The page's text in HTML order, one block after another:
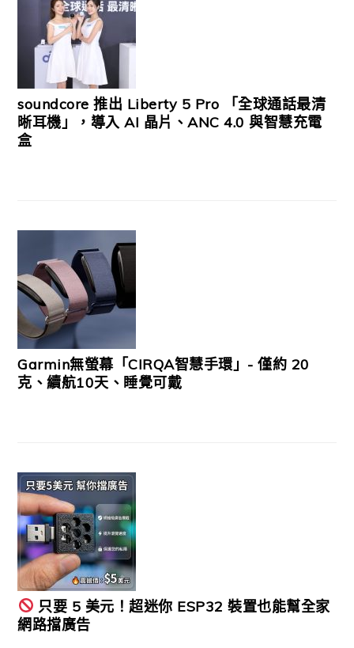
soundcore 推出 Liberty 5 Pro 「全球通話最清
晰耳機」，導入 AI 晶片、ANC 4.0 與智慧充電
盒
Garmin無螢幕「CIRQA智慧手環」- 僅約 20
克、續航10天、睡覺可戴
只要 5 美元！超迷你 ESP32 裝置也能幫全家
網路擋廣告